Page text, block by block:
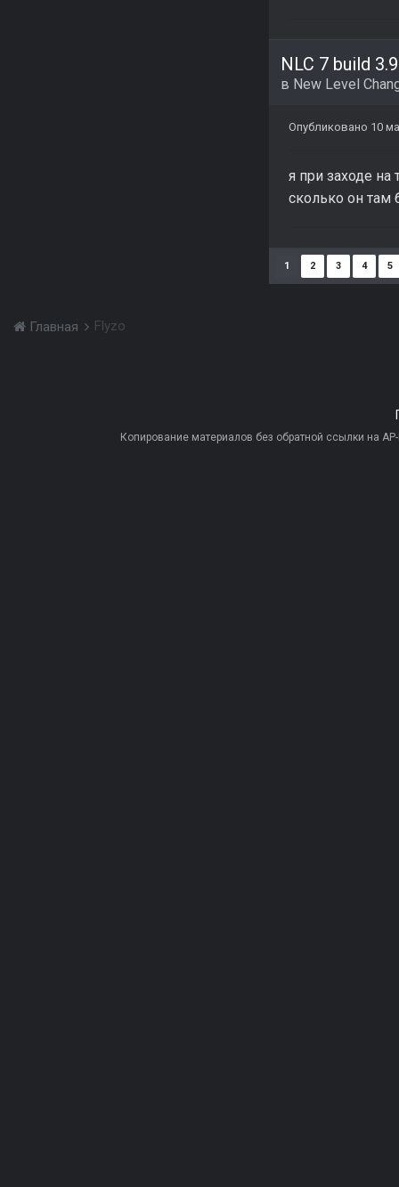
NLC 7 build
в New Level
Опубликовано 10
я при заходе на
сколько он там
1 2 3 4 5
Главная Flyzo
Копирование материалов без обратной ссылки на